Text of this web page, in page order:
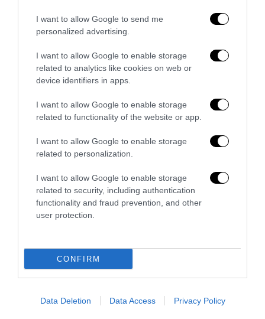
I want to allow Google to send me
personalized advertising.
I want to allow Google to enable storage
related to analytics like cookies on web or
device identifiers in apps.
I want to allow Google to enable storage
related to functionality of the website or app.
I want to allow Google to enable storage
related to personalization.
I want to allow Google to enable storage
related to security, including authentication
functionality and fraud prevention, and other
user protection.
CONFIRM
Data Deletion Data Access Privacy Policy
1 Agosto 2026
Berlino, il jihadista era già sorvegliato: l’Europa conosce